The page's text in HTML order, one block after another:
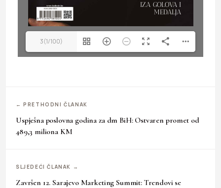
3(1/100)
← PRETHODNI ČLANAK
Uspješna poslovna godina za dm BiH: Ostvaren promet od
489,3 miliona KM
SLJEDEĆI ČLANAK →
Završen 12. Sarajevo Marketing Summit: Trendovi se